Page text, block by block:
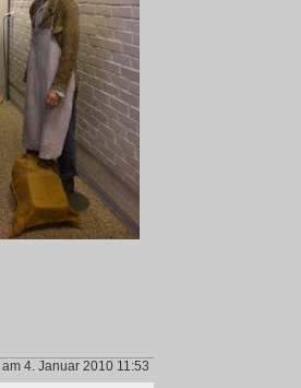
am 4. Januar 2010 11:53